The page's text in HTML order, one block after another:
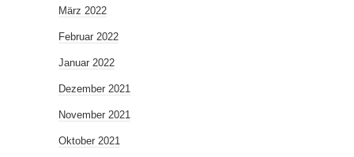
März 2022
Februar 2022
Januar 2022
Dezember 2021
November 2021
Oktober 2021